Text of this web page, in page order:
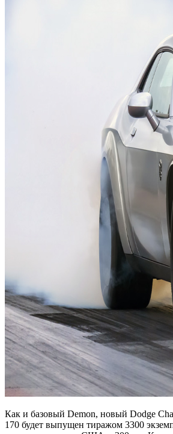
Как и базовый Demon, новый Dodge
170 будет выпущен тиражом 3300